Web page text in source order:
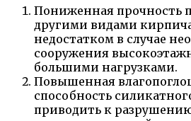
Пониженная прочность
другими видами
недостатком в случае
сооружения
большими нагрузками.
Повышенная
способность
приводить к